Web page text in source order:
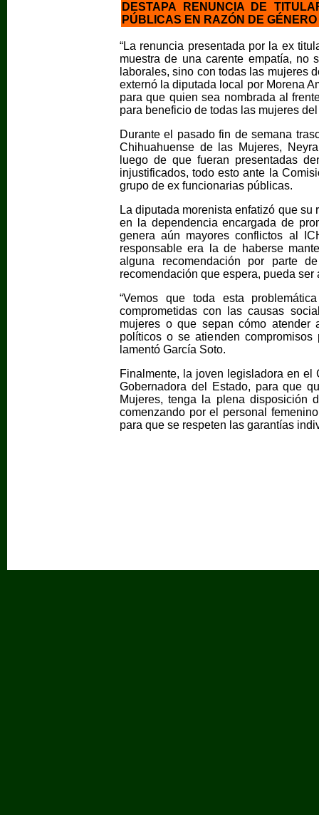
DESTAPA RENUNCIA DE
PÚBLICAS EN RAZÓN DE GÉNERO
“La renuncia presentada por la ex
muestra de una carente empatía, no
laborales, sino con todas las mujeres
externó la diputada local por Morena
para que quien sea nombrada al
para beneficio de todas las mujeres
Durante el pasado fin de semana
Chihuahuense de las Mujeres,
luego de que fueran presentadas
injustificados, todo esto ante la
grupo de ex funcionarias públicas.
La diputada morenista enfatizó que
en la dependencia encargada de
genera aún mayores conflictos al
responsable era la de haberse
alguna recomendación por parte
recomendación que espera, pueda
“Vemos que toda esta
comprometidas con las causas
mujeres o que sepan cómo atender
políticos o se atienden
lamentó García Soto.
Finalmente, la joven legisladora en
Gobernadora del Estado, para que
Mujeres, tenga la plena disposición
comenzando por el personal
para que se respeten las garantías